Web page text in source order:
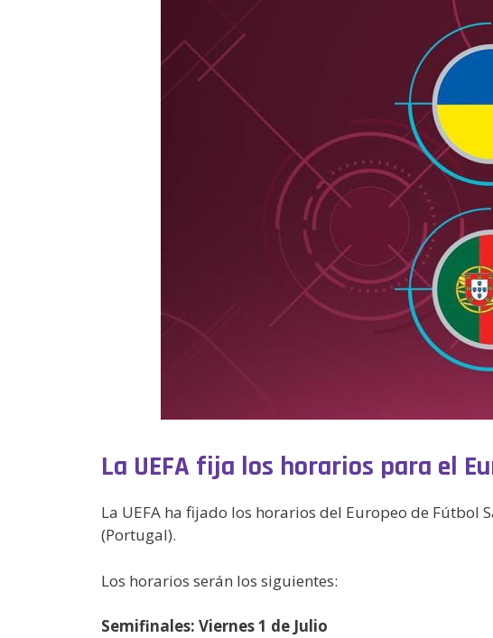
La UEFA fija los horarios para el
La UEFA ha fijado los horarios del Europeo de Fútbol
(Portugal).
Los horarios serán los siguientes:
Semifinales: Viernes 1 de Julio